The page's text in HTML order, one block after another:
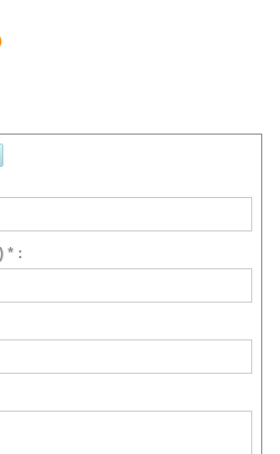
* :